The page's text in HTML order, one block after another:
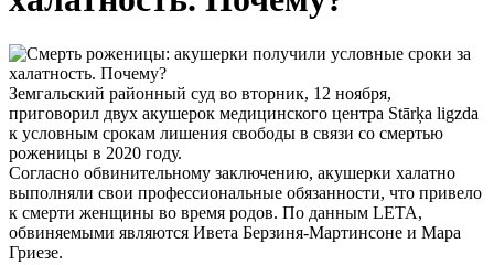
Земгальский районный суд во вторник, 12 ноября,
приговорил двух акушерок медицинского центра Stārķa ligzda
к условным срокам лишения свободы в связи со смертью
роженицы в 2020 году.
Согласно обвинительному заключению, акушерки халатно
выполняли свои профессиональные обязанности, что привело
к смерти женщины во время родов. По данным LETA,
обвиняемыми являются Ивета Берзиня-Мартинсоне и Мара
Гриезе.